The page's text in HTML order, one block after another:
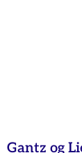
Gantz og